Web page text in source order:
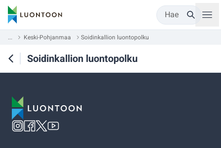
Hae
... Keski-Pohjanmaa Soidinkallion luontopolku
Soidinkallion luontopolku